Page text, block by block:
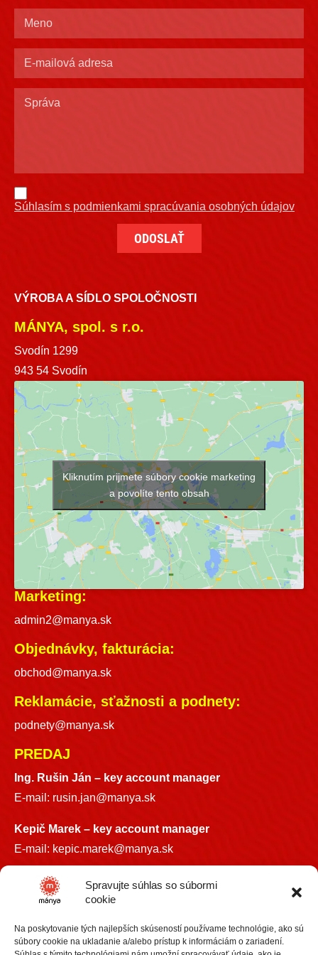
Spravujte súhlas so súbormi
cookie
Na poskytovanie tých najlepších skúseností používame technológie, ako sú
súbory cookie na ukladanie a/alebo prístup k informáciám o zariadení.
Súhlasím s podmienkami spracúvania osobných údajov
VÝROBA A SÍDLO SPOLOČNOSTI
MÁNYA, spol. s r.o.
Svodín 1299
943 54 Svodín
Kliknutím prijmete súbory cookie marketing
a povolíte tento obsah
Marketing:
admin2@manya.sk
Objednávky, fakturácia:
obchod@manya.sk
Reklamácie, sťažnosti a podnety:
podnety@manya.sk
PREDAJ
Ing. Rušin Ján – key account manager
E-mail: rusin.jan@manya.sk
Kepič Marek – key account manager
E-mail: kepic.marek@manya.sk
+421 918 841899
info@manya.sk